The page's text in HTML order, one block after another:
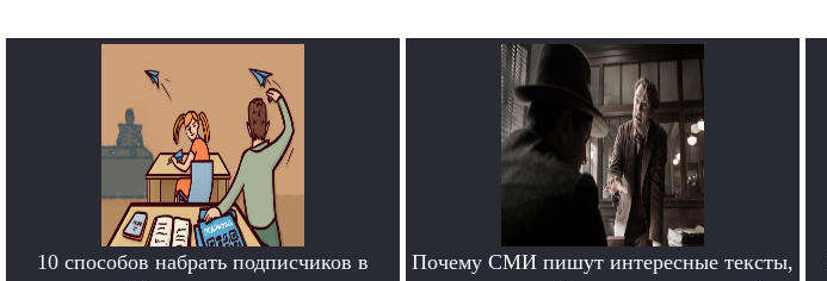
10 способов набрать подписчиков в
Почему СМИ пишут интересные тексты,